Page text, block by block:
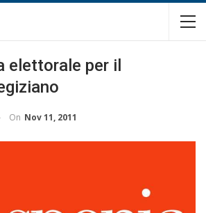
elettorale per il
On Nov 11, 2011